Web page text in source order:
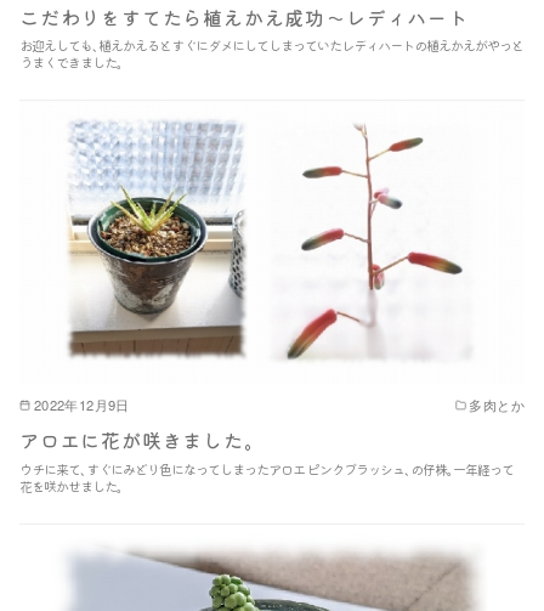
こだわりをすてたら植えかえ成功～レディハート
お迎えしても､植えかえるとすぐにダメにしてしまっていたレディハートの植えかえがやっと
うまくできました｡
2022年12月9日 多肉とか
アロエに花が咲きました｡
ウチに来て､すぐにみどり色になってしまったアロエ ピンクブラッシュ､の仔株｡一年経って
花を咲かせました｡